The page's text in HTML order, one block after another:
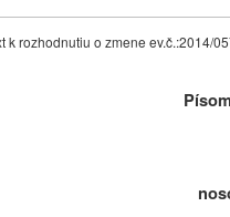
k rozhodnutiu o zmene ev.č.:2014/
P